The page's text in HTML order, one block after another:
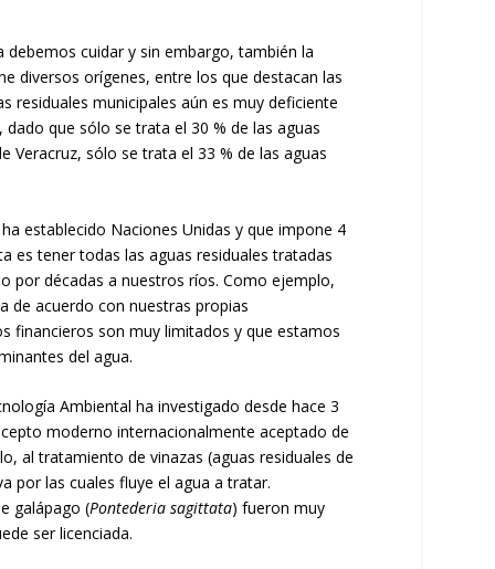
cuidar y sin embargo, también la
diversos orígenes, entre los que destacan las
residuales municipales aún es muy deficiente
que sólo se trata el 30 % de las aguas
Veracruz, sólo se trata el 33 % de las aguas
establecido Naciones Unidas y que impone 4
es tener todas las aguas residuales tratadas
por décadas a nuestros ríos. Como ejemplo,
de acuerdo con nuestras propias
financieros son muy limitados y que estamos
del agua.
Ambiental ha investigado desde hace 3
moderno internacionalmente aceptado de
al tratamiento de vinazas (aguas residuales de
por las cuales fluye el agua a tratar.
galápago (Pontederia sagittata) fueron muy
ser licenciada.